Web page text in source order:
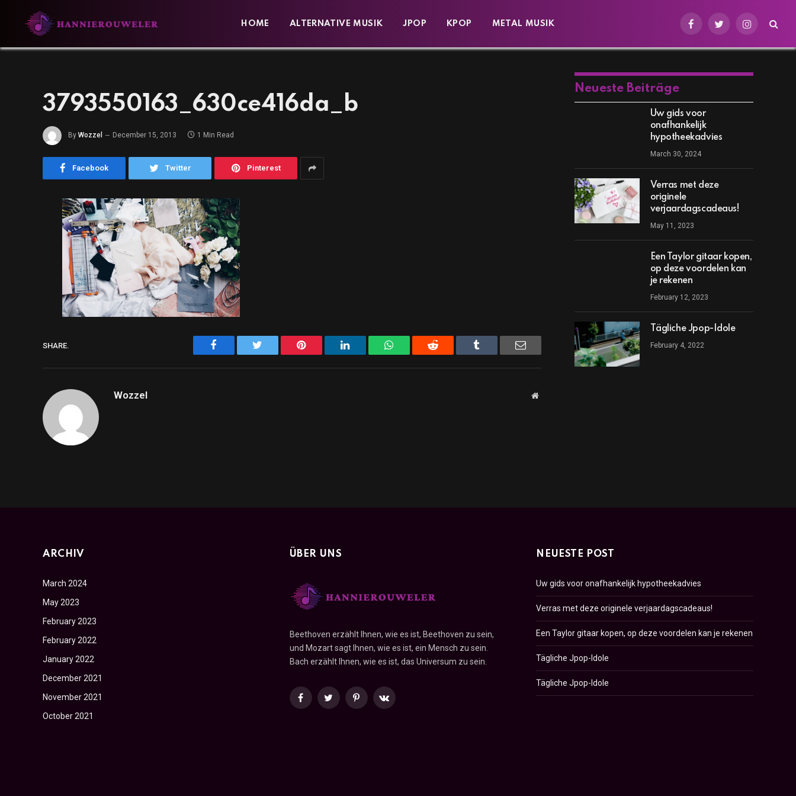
HOME ALTERNATIVE MUSIK JPOP KPOP METAL MUSIK
FacebookTwitterInstagram
3793550163_630ce416da_b
By Wozzel December 15, 2013 1 Min Read
Facebook Twitter Pinterest
SHARE. Facebook Pinterest LinkedIn WhatsAppReddit Email
Wozzel Website
Neueste Beiträge
Uw gids voor
onafhankelijk
hypotheekadvies
March 30, 2024
Verras met deze
originele
verjaardagscadeaus!
May 11, 2023
Een Taylor gitaar kopen,
op deze voordelen kan
je rekenen
February 12, 2023
Tägliche Jpop-Idole
February 4, 2022
ARCHIV
March 2024
May 2023
February 2023
February 2022
January 2022
December 2021
November 2021
October 2021
ÜBER UNS
Beethoven erzählt Ihnen, wie es ist, Beethoven zu sein,
und Mozart sagt Ihnen, wie es ist, ein Mensch zu sein.
Bach erzählt Ihnen, wie es ist, das Universum zu sein.
FacebookTwitterPinterestVKontakte
NEUESTE POST
Uw gids voor onafhankelijk hypotheekadvies
Verras met deze originele verjaardagscadeaus!
Een Taylor gitaar kopen, op deze voordelen kan je rekenen
Tägliche Jpop-Idole
Tägliche Jpop-Idole